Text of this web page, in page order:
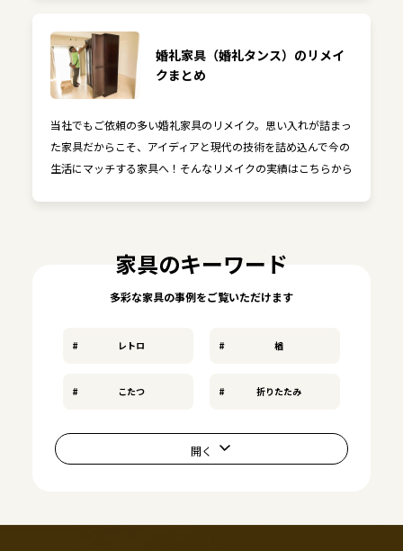
婚礼家具（婚礼タンス）のリメイ
クまとめ
当社でもご依頼の多い婚礼家具のリメイク。思い入れが詰まっ
た家具だからこそ、アイディアと現代の技術を詰め込んで今の
生活にマッチする家具へ！そんなリメイクの実績はこちらから
家具のキーワード
多彩な家具の事例をご覧いただけます
レトロ 楢
こたつ 折りたたみ